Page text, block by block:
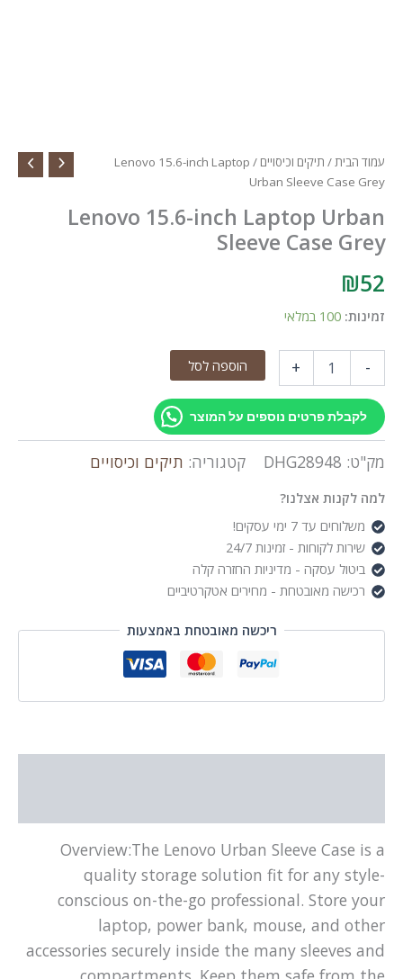
עמוד הבית/ תיקים וכיסויים
/ Lenovo 15.6-inch Laptop
Urban Sleeve Case Grey
Lenovo 15.6-inch Laptop Urban
Sleeve Case Grey
₪52
זמינות: 100 במלאי
-
15.6-
inch
Urban
Case
Grey
+ הוספה לסל
לקבלת פרטים נוספים על המוצר
מק"ט: DHG28948 קטגוריה: תיקים וכיסויים
למה לקנות אצלנו?
משלוחים עד 7 ימי עסקים!
שירות לקוחות - זמינות 24/7
ביטול עסקה - מדיניות החזרה קלה
רכישה מאובטחת - מחירים אטקרטיביים
ריכשה מאובטחת באמצעות
Overview:The Lenovo Urban Sleeve Case is a
quality storage solution fit for any style-
conscious on-the-go professional. Store your
laptop, power bank, mouse, and other
accessories securely inside the many sleeves and